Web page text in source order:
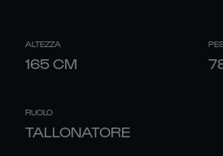
ALTEZZA
165 CM
RUOLO
TALLONATORE